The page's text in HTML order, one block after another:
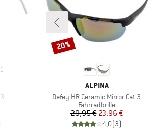
1
MARKE
ALPINA
Artikel
Defey HR Ceramic Mirror Cat 3
Produktgruppe
Fahrradbrille
Preis
29,95 €reduzierter Preis
23,96 €
4,0(3)
Rabatt
20%